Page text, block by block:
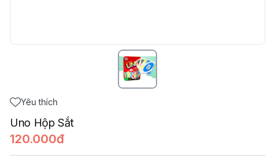
Yêu thích
Uno Hộp Sắt
120.000đ